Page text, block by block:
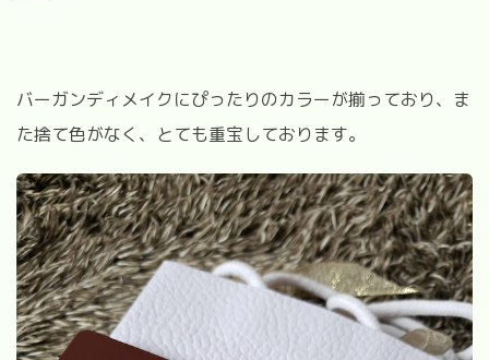
バーガンディメイクにぴったりのカラーが揃っており、ま
た捨て色がなく、とても重宝しております。